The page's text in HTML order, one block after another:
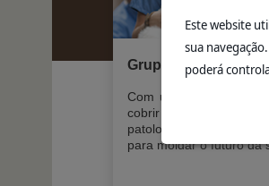
Grupo Virbac
Com uma gama
cobrir a maioria das
patologias, a Virbac
para moldar o futuro da
Este website
sua
poderá